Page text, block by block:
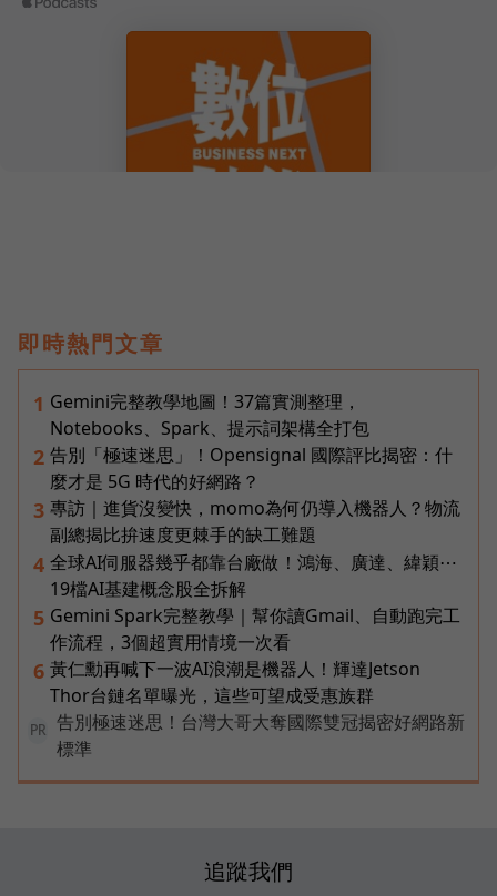
即時熱門文章
1 Gemini完整教學地圖！37篇實測整理，
Notebooks、Spark、提示詞架構全打包
2 告別「極速迷思」！Opensignal 國際評比揭密：什
麼才是 5G 時代的好網路？
3 專訪｜進貨沒變快，momo為何仍導入機器人？物流
副總揭比拚速度更棘手的缺工難題
4 全球AI伺服器幾乎都靠台廠做！鴻海、廣達、緯穎⋯
19檔AI基建概念股全拆解
5 Gemini Spark完整教學｜幫你讀Gmail、自動跑完工
作流程，3個超實用情境一次看
6 黃仁勳再喊下一波AI浪潮是機器人！輝達Jetson
Thor台鏈名單曝光，這些可望成受惠族群
PR
告別極速迷思！台灣大哥大奪國際雙冠揭密好網路新
標準
追蹤我們